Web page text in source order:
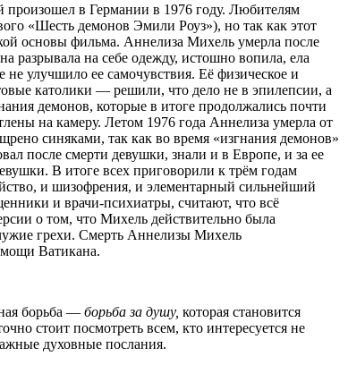
произошел в Германии в 1976 году. Любителям
«Шесть демонов Эмили Роуз»), но так как этот
основы фильма. Аннелиза Михель умерла после
разрывала на себе одежду, истошно вопила, ела
не улучшило ее самочувствия. Её физическое и
католики — решили, что дело не в эпилепсии, а
демонов, которые в итоге продолжались почти
на камеру. Летом 1976 года Аннелиза умерла от
синяками, так как во время «изгнания демонов»
после смерти девушки, знали и в Европе, и за ее
В итоге всех приговорили к трём годам
и шизофрения, и элементарный сильнейший
и врачи-психиатры, считают, что всё
о том, что Михель действительно была
грехи. Смерть Аннелизы Михель
Ватикана.
борьба — борьба за душу, которая становится
стоит посмотреть всем, кто интересуется не
духовные послания.